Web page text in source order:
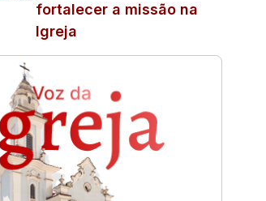
fortalecer a missão na
Igreja